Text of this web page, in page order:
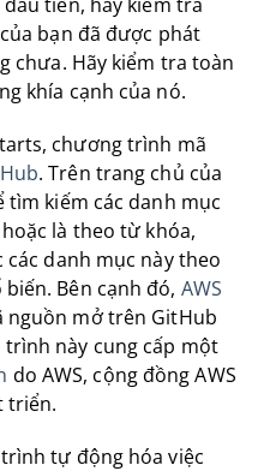
bạn đã được phát
chưa. Hãy kiểm tra toàn
khía cạnh của nó.
chương trình mã
. Trên trang chủ của
kiếm các danh mục
là theo từ khóa,
danh mục này theo
Bên cạnh đó, AWS
nguồn mở trên GitHub
này cung cấp một
do AWS, cộng đồng AWS
triển.
tự động hóa việc